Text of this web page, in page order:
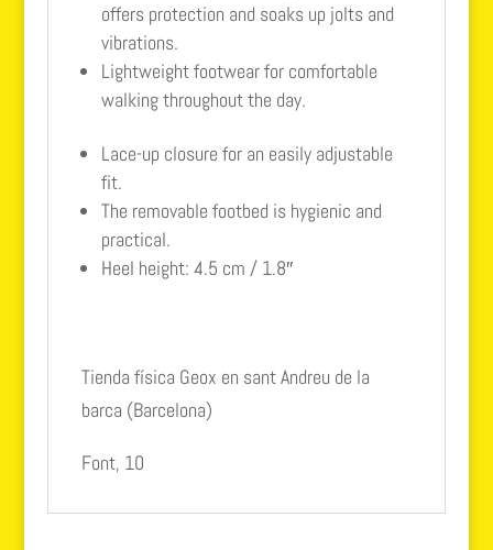
offers protection and soaks up jolts and
vibrations.
Lightweight footwear for comfortable
walking throughout the day.
Lace-up closure for an easily adjustable
fit.
The removable footbed is hygienic and
practical.
Heel height: 4.5 cm / 1.8″
Tienda física Geox en sant Andreu de la
barca (Barcelona)
Font, 10